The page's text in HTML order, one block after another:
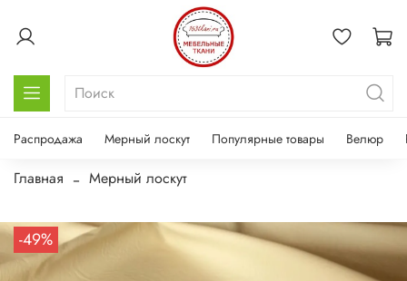
Распродажа Мерный лоскут Популярные товары Велюр
Главная Мерный лоскут
-49%